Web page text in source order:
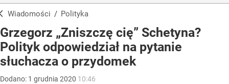
Wiadomości / Polityka
Grzegorz „Zniszczę cię” Schetyna?
Polityk odpowiedział na pytanie
słuchacza o przydomek
Dodano: 1 grudnia 2020 10:46